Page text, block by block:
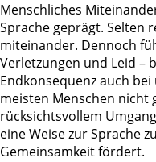
Menschliches
Sprache geprägt. Selten
miteinander. Dennoch
Verletzungen und Leid –
Endkonsequenz auch
meisten Menschen nicht
rücksichtsvollem
eine Weise zur Sprache
Gemeinsamkeit fördert.